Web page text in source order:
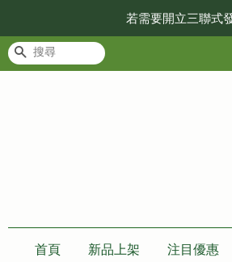
若需要開立三聯式
搜尋
首頁 新品上架 注目優惠